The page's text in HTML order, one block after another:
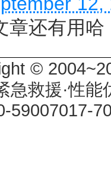
还有用哈
©
急救援·性
59007017-